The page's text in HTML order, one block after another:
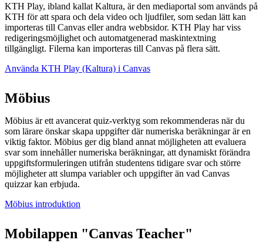
KTH Play, ibland kallat Kaltura, är den mediaportal som används på
KTH för att spara och dela video och ljudfiler, som sedan lätt kan
importeras till Canvas eller andra webbsidor. KTH Play har viss
redigeringsmöjlighet och automatgenerad maskintextning
tillgängligt. Filerna kan importeras till Canvas på flera sätt.
Använda KTH Play (Kaltura) i Canvas
Möbius
Möbius är ett avancerat quiz-verktyg som rekommenderas när du
som lärare önskar skapa uppgifter där numeriska beräkningar är en
viktig faktor. Möbius ger dig bland annat möjligheten att evaluera
svar som innehåller numeriska beräkningar, att dynamiskt förändra
uppgiftsformuleringen utifrån studentens tidigare svar och större
möjligheter att slumpa variabler och uppgifter än vad Canvas
quizzar kan erbjuda.
Möbius introduktion
Mobilappen "Canvas Teacher"